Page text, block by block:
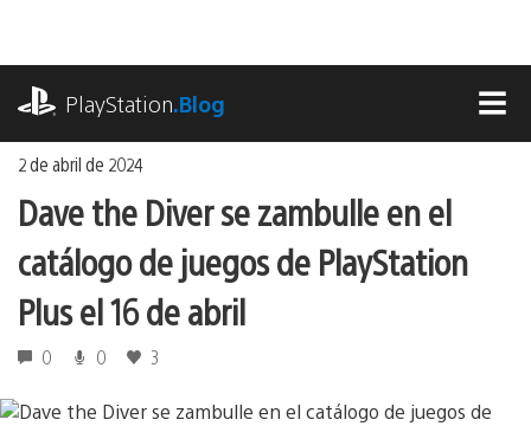
contenido
PlayStation.Blog
2 de abril de 2024
Dave the Diver se zambulle en el
catálogo de juegos de PlayStation
Plus el 16 de abril
0 0 3